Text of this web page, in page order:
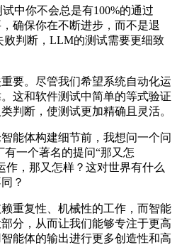
你不会总是有100%的通过
确保你在不断进步，而不是退
败判断，LLM的测试需要更细致
。尽管我们希望系统自动化运
这和软件测试中简单的等式验证
判断，使测试更加精确且灵活。
能体构建细节前，我想问一个问
有一个著名的提问“那又怎
作，那又怎样？这对世界有什么
？
复性、机械性的工作，而智能
分，从而让我们能够专注于更高
能体的输出进行更多创造性和高